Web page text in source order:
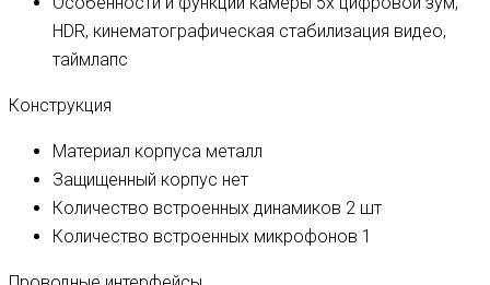
HDR, кинемато­графическая стабилизация видео,
таймлапс
Конструкция
Материал корпуса металл
Защищенный корпус нет
Количество встроенных динамиков 2 шт
Количество встроенных микрофонов 1